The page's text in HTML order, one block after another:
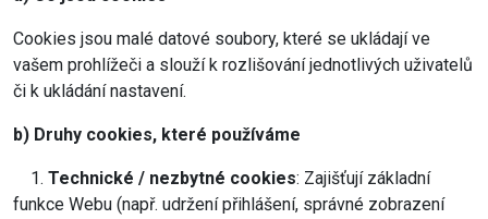
Cookies jsou malé datové soubory, které se ukládají ve
vašem prohlížeči a slouží k rozlišování jednotlivých uživatelů
či k ukládání nastavení.
b) Druhy cookies, které používáme
1. Technické / nezbytné cookies: Zajišťují základní
funkce Webu (např. udržení přihlášení, správné zobrazení